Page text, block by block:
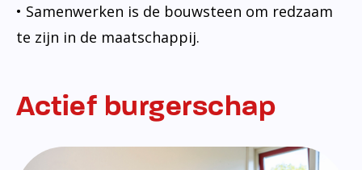
• Samenwerken is de bouwsteen om redzaam
te zijn in de maatschappij.
Actief burgerschap